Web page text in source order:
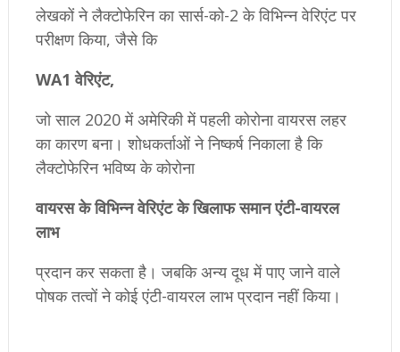
लेखकों ने लैक्टोफेरिन का सार्स-को-2 के विभिन्न वेरिएंट पर
परीक्षण किया, जैसे कि
WA1 वेरिएंट,
जो साल 2020 में अमेरिकी में पहली कोरोना वायरस लहर
का कारण बना। शोधकर्ताओं ने निष्कर्ष निकाला है कि
लैक्टोफेरिन भविष्य के कोरोना
वायरस के विभिन्न वेरिएंट के खिलाफ समान एंटी-वायरल
लाभ
प्रदान कर सकता है। जबकि अन्य दूध में पाए जाने वाले
पोषक तत्वों ने कोई एंटी-वायरल लाभ प्रदान नहीं किया।